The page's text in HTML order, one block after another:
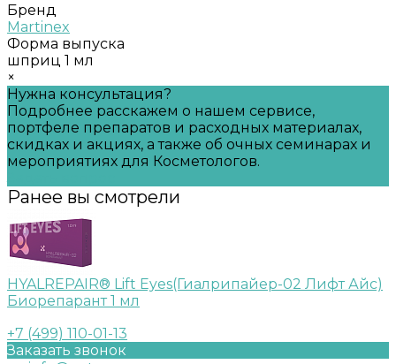
Бренд
Martinex
Форма выпуска
шприц 1 мл
×
Нужна консультация?
Подробнее расскажем о нашем сервисе,
портфеле препаратов и расходных материалах,
скидках и акциях, а также об очных семинарах и
мероприятиях для Косметологов.
Ранее вы смотрели
HYALREPAIR® Lift Eyes(Гиалрипайер-02 Лифт Айс)
Биорепарант 1 мл
+7 (499) 110-01-13
Заказать звонок